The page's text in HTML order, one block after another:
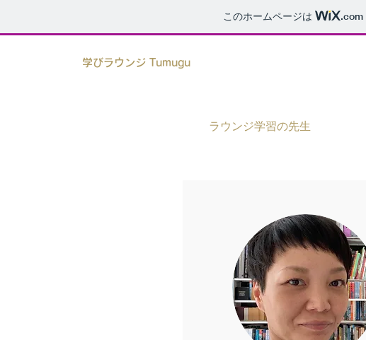
このホームページは .com
学びラウンジ Tumugu
ラウンジ学習の先生